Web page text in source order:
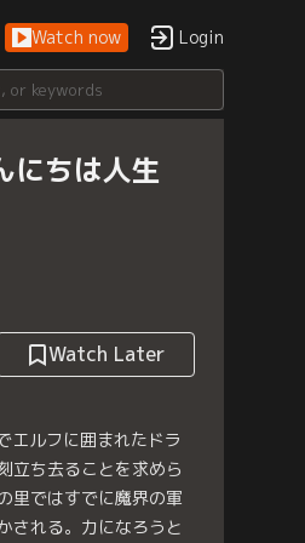
Watch now Login
にちは人生
Watch Later
エルフに囲まれたドラ
立ち去ることを求めら
里ではすでに魔界の軍
される。力になろうと